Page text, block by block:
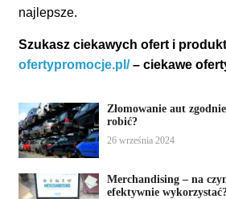
najlepsze.
Szukasz ciekawych ofert i
ofertypromocje.pl/– ciekawe
Złomowanie aut
robić?
26 września 2024
Merchandising – na
efektywnie